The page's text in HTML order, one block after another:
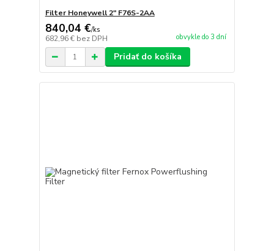
Filter Honeywell 2" F76S-2AA
840,04 €/ks
682,96 € bez DPH obvykle do 3 dní
Pridať do košíka